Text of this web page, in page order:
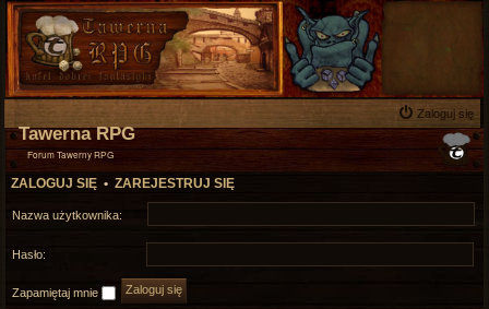
Zaloguj się
Tawerna RPG
Forum Tawerny RPG
ZALOGUJ SIĘ • ZAREJESTRUJ SIĘ
Nazwa użytkownika:
Hasło:
Zapamiętaj mnie